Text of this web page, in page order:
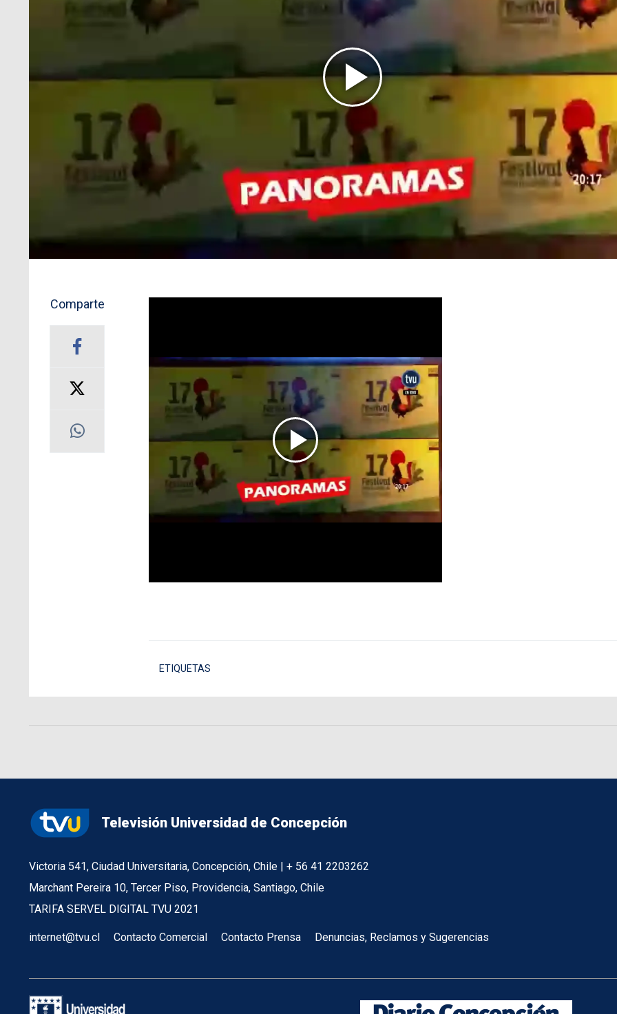
Comparte
ETIQUETAS
Televisión Universidad de Concepción
Victoria 541, Ciudad Universitaria, Concepción, Chile | + 56 41 2203262
Marchant Pereira 10, Tercer Piso, Providencia, Santiago, Chile
TARIFA SERVEL DIGITAL TVU 2021
internet@tvu.cl Contacto Comercial Contacto Prensa Denuncias, Reclamos y Sugerencias